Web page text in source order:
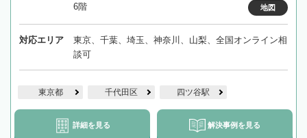
6階
地図
対応エリア
東京、千葉、埼玉、神奈川、山梨、全国オンライン相
談可
東京都 千代田区 四ツ谷駅
詳細を見る 解決事例を見る